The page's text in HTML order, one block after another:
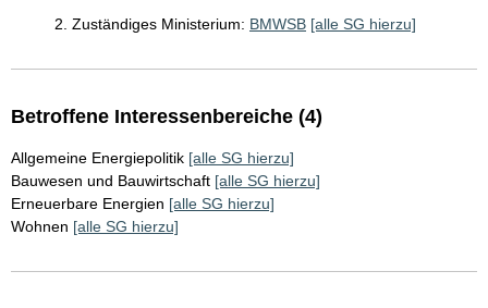
2. Zuständiges Ministerium: BMWSB [alle SG hierzu]
Betroffene Interessenbereiche (4)
Allgemeine Energiepolitik [alle SG hierzu]
Bauwesen und Bauwirtschaft [alle SG hierzu]
Erneuerbare Energien [alle SG hierzu]
Wohnen [alle SG hierzu]